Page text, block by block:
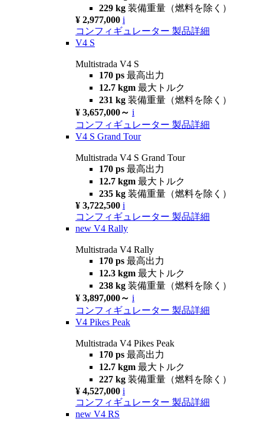
229 kg 装備重量（燃料を除く）
¥ 2,977,000 i
コンフィギュレーター 製品詳細
V4 S
Multistrada V4 S
170 ps 最高出力
12.7 kgm 最大トルク
231 kg 装備重量（燃料を除く）
¥ 3,657,000～ i
コンフィギュレーター 製品詳細
V4 S Grand Tour
Multistrada V4 S Grand Tour
170 ps 最高出力
12.7 kgm 最大トルク
235 kg 装備重量（燃料を除く）
¥ 3,722,500 i
コンフィギュレーター 製品詳細
new V4 Rally
Multistrada V4 Rally
170 ps 最高出力
12.3 kgm 最大トルク
238 kg 装備重量（燃料を除く）
¥ 3,897,000～ i
コンフィギュレーター 製品詳細
V4 Pikes Peak
Multistrada V4 Pikes Peak
170 ps 最高出力
12.7 kgm 最大トルク
227 kg 装備重量（燃料を除く）
¥ 4,527,000 i
コンフィギュレーター 製品詳細
new V4 RS